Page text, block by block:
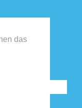
das